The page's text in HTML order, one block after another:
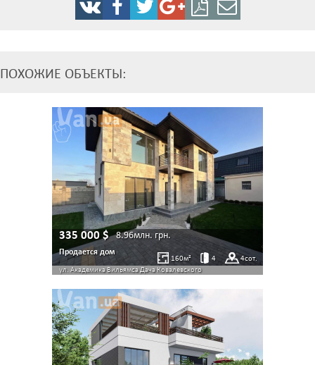
ПОХОЖИЕ ОБЪЕКТЫ:
335 000$ 8.96млн. грн.
160м² 4 4сот.
Продается дом
ул. Академика ВильямсаДача Ковалевского